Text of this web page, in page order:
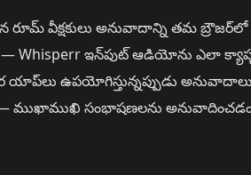
రూమ్ వీక్షకులు అనువాదాన్ని తమ బ్రౌజర్‌లో
Whisperr ఇన్‌పుట్ ఆడియోను ఎలా
యాప్‌లు ఉపయోగిస్తున్నప్పుడు
ముఖాముఖి సంభాషణలను